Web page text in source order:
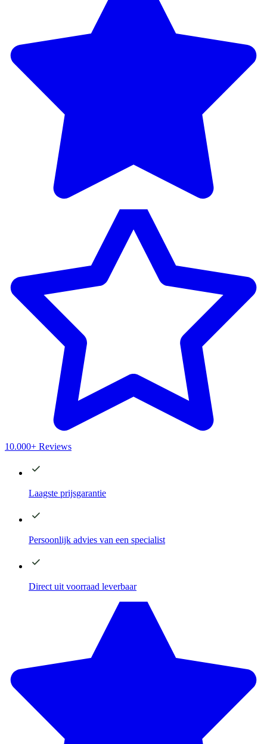
10.000+ Reviews
Laagste prijsgarantie
Persoonlijk advies van een specialist
Direct uit voorraad leverbaar